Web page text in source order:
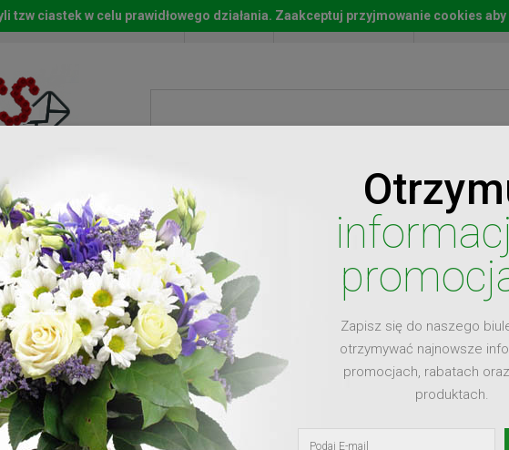
Start Moje konto Lista
Kwiaty
dla
Zapisz się do naszego
otrzymywać najnowsze
promocjach, rabatach
produktach.
tzw ciastek w celu prawidłowego działania. Zaakceptuj przyjmowanie cookies